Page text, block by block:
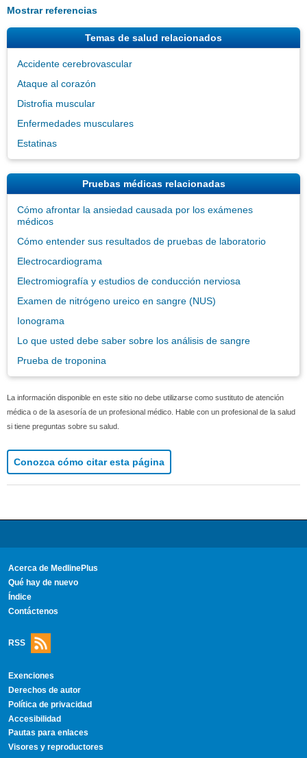
Mostrar referencias
Temas de salud relacionados
Accidente cerebrovascular
Ataque al corazón
Distrofia muscular
Enfermedades musculares
Estatinas
Pruebas médicas relacionadas
Cómo afrontar la ansiedad causada por los exámenes
médicos
Cómo entender sus resultados de pruebas de laboratorio
Electrocardiograma
Electromiografía y estudios de conducción nerviosa
Examen de nitrógeno ureico en sangre (NUS)
Ionograma
Lo que usted debe saber sobre los análisis de sangre
Prueba de troponina
La información disponible en este sitio no debe utilizarse como sustituto de atención
médica o de la asesoría de un profesional médico. Hable con un profesional de la salud
si tiene preguntas sobre su salud.
Conozca cómo citar esta página
Acerca de MedlinePlus
Qué hay de nuevo
Índice
Contáctenos
RSS
Exenciones
Derechos de autor
Política de privacidad
Accesibilidad
Pautas para enlaces
Visores y reproductores